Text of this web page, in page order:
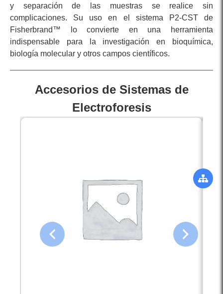
y separación de las muestras se realice sin
complicaciones. Su uso en el sistema P2-CST de
Fisherbrand™ lo convierte en una herramienta
indispensable para la investigación en bioquímica,
biología molecular y otros campos científicos.
Accesorios de Sistemas de
Electroforesis